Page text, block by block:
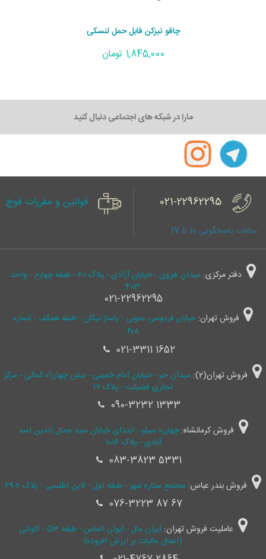
چاقو تیزکن قابل حمل لنسکی
1,845,000 تومان
مارا در شبکه های اجتماعی دنبال کنید
021-22962295
ساعات پاسخگویی 10 تا 17
قوانین و مقررات قوچ
دفتر مرکزی:
میدان هروی - خیابان آزادی - پلاک 60 - طبقه چهارم - واحد
403
021-22962295
فروش تهران: خیابان فردوسی جنوبی - پاساژ نیکان - طبقه همکف - شماره
۴۰۸
021-3311 1652
فروش تهران(2):
میدان حر - خیابان امام خمینی - نبش چهارراه کمالی - مرکز
تجاری فضیلت - پلاک ۱۷
090-3232 1333
فروش کرمانشاه:چهارره سیلو - ابتدای خیابان سید جمال ‌الدین اسد
آبادی - پلاک 1016
083-3823 5331
فروش بندر عباس: مجتمع ستاره شهر - طبقه اول - لاین اطلسی - پلاک 2-69
076-3223 87 67
عاملیت فروش تهران:
ایران مال - ایوان الماس - طبقه G3 - کاوانی
(اعمال مالیات بر ارزش افزوده)